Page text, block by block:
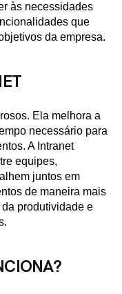
às necessidades
que
da empresa.
Ela melhora a
necessário para
A Intranet
equipes,
juntos em
de maneira mais
produtividade e